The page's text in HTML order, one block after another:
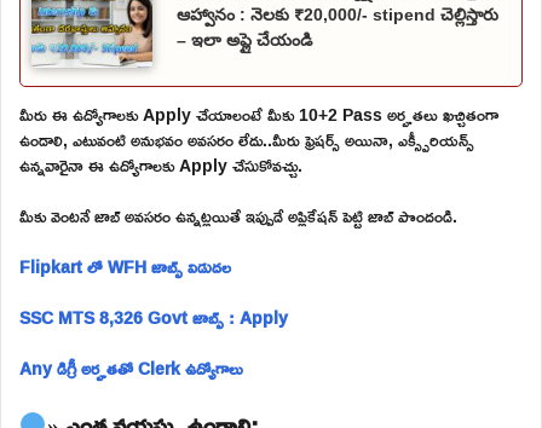
ఆహ్వానం : నెలకు ₹20,000/- stipend చెల్లిస్తారు
– ఇలా అప్లై చేయండి
మీరు ఈ ఉద్యోగాలకు Apply చేయాలంటే మీకు 10+2 Pass అర్హతలు ఖచ్చితంగా
ఉండాలి, ఎటువంటి అనుభవం అవసరం లేదు..మీరు ఫ్రెషర్స్ అయినా, ఎక్స్పీరియన్స్
ఉన్నవారైనా ఈ ఉద్యోగాలకు Apply చేసుకోవచ్చు.
మీకు వెంటనే జాబ్ అవసరం ఉన్నట్లయితే ఇప్పుడే అప్లికేషన్ పెట్టి జాబ్ పొందండి.
Flipkart లో WFH జాబ్స్ విడుదల
SSC MTS 8,326 Govt జాబ్స్ : Apply
Any డిగ్రీ అర్హతతో Clerk ఉద్యోగాలు